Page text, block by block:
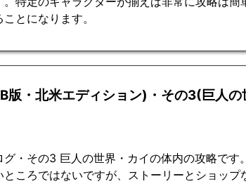
とになります。
版・北米エディション)・その3(巨人の
・その3 巨人の世界・カイの体内の攻略です
ころではないですが、ストーリーとショップ